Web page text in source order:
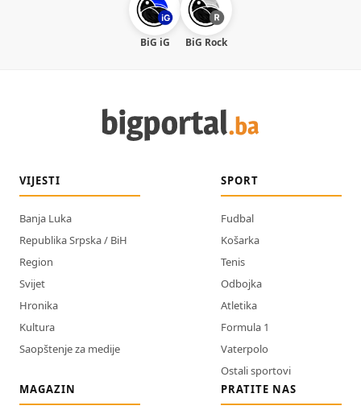
BiG iG BiG Rock
VIJESTI
Banja Luka
Republika Srpska / BiH
Region
Svijet
Hronika
Kultura
Saopštenje za medije
SPORT
Fudbal
Košarka
Tenis
Odbojka
Atletika
Formula 1
Vaterpolo
Ostali sportovi
MAGAZIN
PRATITE NAS